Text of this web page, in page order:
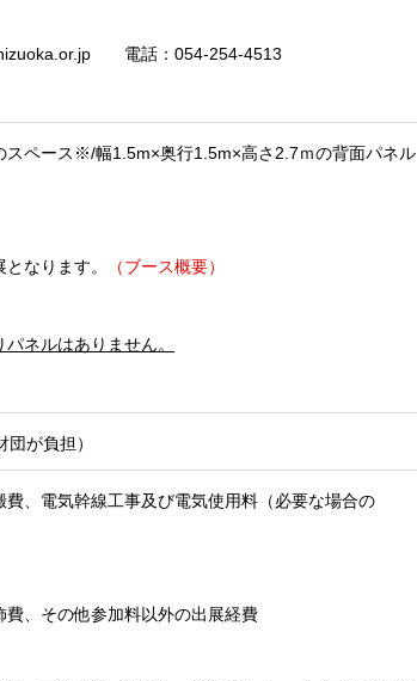
電話：054-254-4513
スペース※/幅1.5m×奥行1.5m×高さ2.7ｍの背面パネル
なります。 （ブース概要）
ネルはありません。
が負担）
、電気幹線工事及び電気使用料（必要な場合の
、その他参加料以外の出展経費